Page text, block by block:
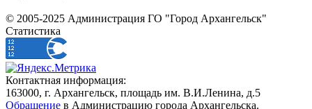
© 2005-2025 Администрация ГО "Город Архангельск"
Статистика
Контактная информация:
163000, г. Архангельск, площадь им. В.И.Ленина, д.5
Обращение в Администрацию города Архангельска.